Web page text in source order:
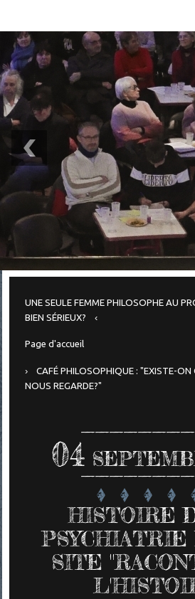
UNE SEULE FEMME PHILOSOPHE AU
BIEN SÉRIEUX?
Page d'accueil
CAFÉ PHILOSOPHIQUE : "EXISTE-ON
NOUS REGARDE?"
04
HISTOIRE
SITE